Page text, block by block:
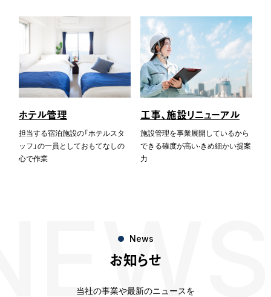
ホテル管理
担当する宿泊施設の「ホテルスタ
ッフ」の⼀員としておもてなしの
⼼で作業
⼯事、施設リニューアル
施設管理を事業展開しているから
できる確度が⾼い‧きめ細かい提案
⼒
News
お知らせ
当社の事業や最新のニュースを